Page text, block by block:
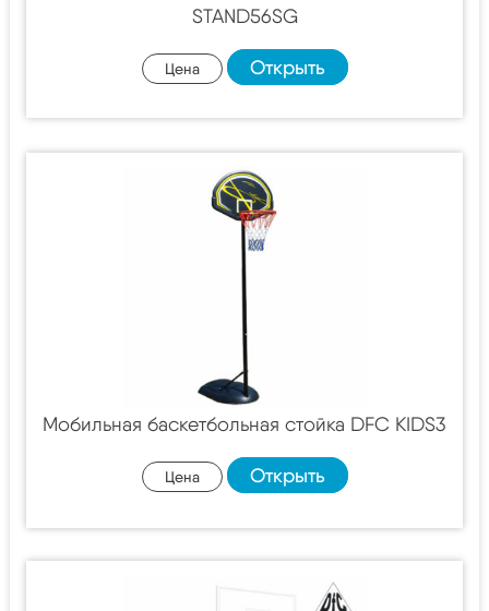
STAND56SG
Цена Открыть
Мобильная баскетбольная стойка DFC KIDS3
Цена Открыть